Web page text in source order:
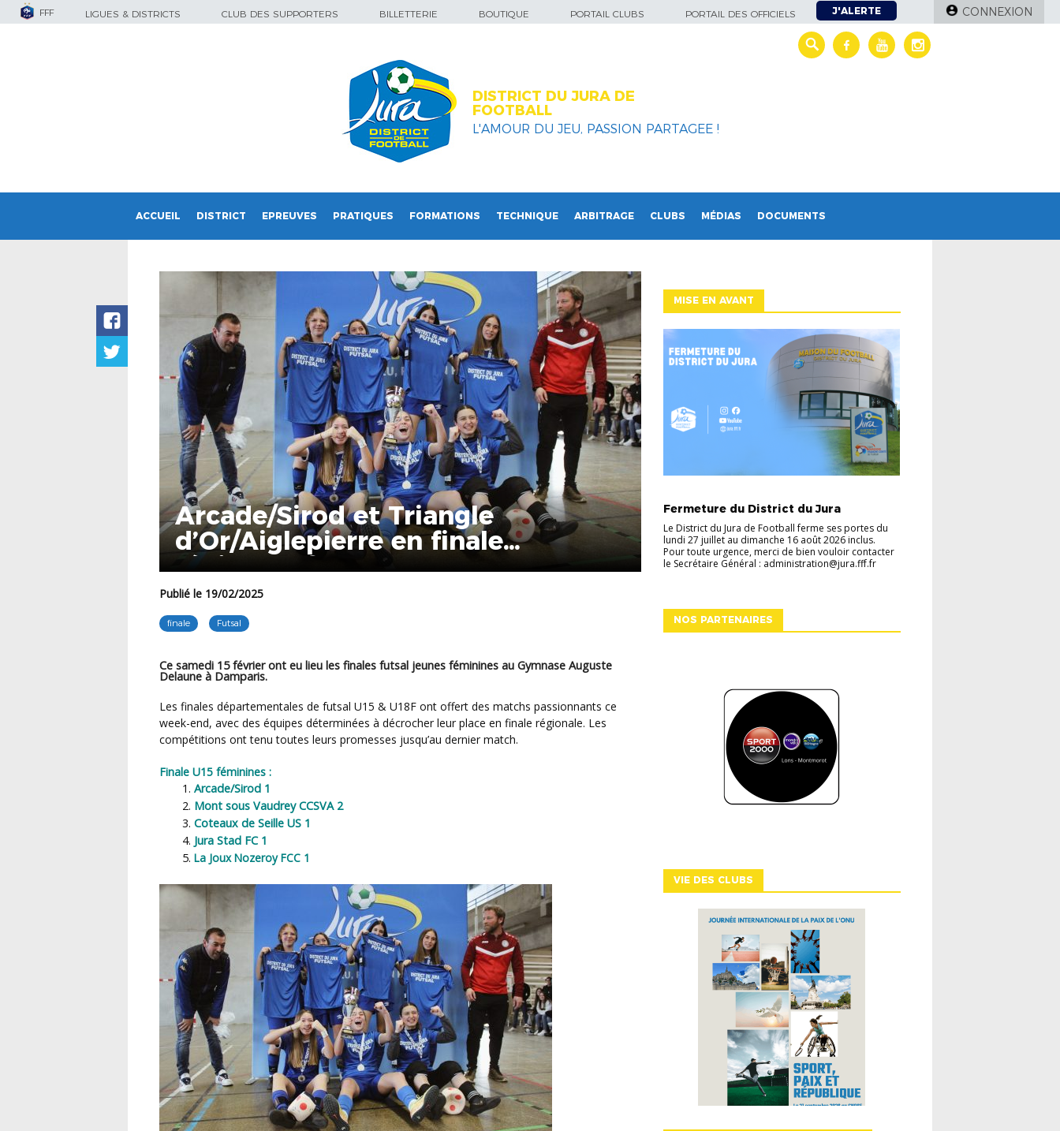
FFF LIGUES & DISTRICTS CLUB DES SUPPORTERS BILLETTERIE BOUTIQUE PORTAIL CLUBS PORTAIL DES OFFICIELS J'ALERTE CONNEXION
DISTRICT DU JURA DE
FOOTBALL
L'AMOUR DU JEU, PASSION PARTAGEE !
ACCUEIL DISTRICT EPREUVES PRATIQUES FORMATIONS TECHNIQUE ARBITRAGE CLUBS MÉDIAS DOCUMENTS
Arcade/Sirod et Triangle
d’Or/Aiglepierre en finale
régionale futsal !
Publié le 19/02/2025
finale Futsal
Ce samedi 15 février ont eu lieu les finales futsal jeunes féminines au Gymnase Auguste
Delaune à Damparis.
Les finales départementales de futsal U15 & U18F ont offert des matchs passionnants ce
week-end, avec des équipes déterminées à décrocher leur place en finale régionale. Les
compétitions ont tenu toutes leurs promesses jusqu’au dernier match.
Finale U15 féminines :
Arcade/Sirod 1
Mont sous Vaudrey CCSVA 2
Coteaux de Seille US 1
Jura Stad FC 1
La Joux Nozeroy FCC 1
MISE EN AVANT
Fermeture du District du Jura
Le District du Jura de Football ferme ses portes du
lundi 27 juillet au dimanche 16 août 2026 inclus.
Pour toute urgence, merci de bien vouloir contacter
le Secrétaire Général : administration@jura.fff.fr
NOS PARTENAIRES
VIE DES CLUBS